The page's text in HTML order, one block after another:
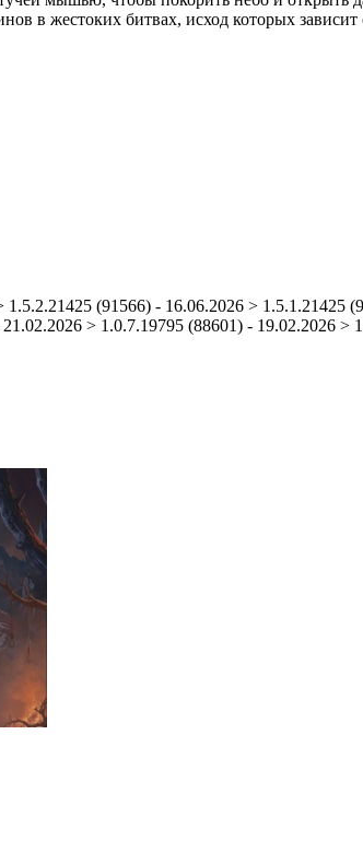
в жестоких битвах, исход которых
(91566) - 16.06.2026 > 1.5.1.21425
> 1.0.7.19795 (88601) - 19.02.2026